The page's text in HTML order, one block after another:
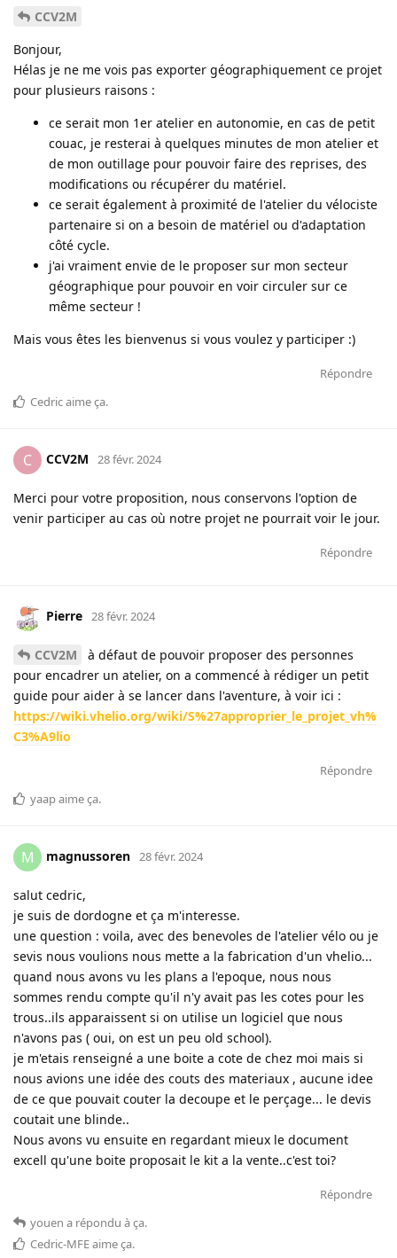
CCV2M
Bonjour,
Hélas je ne me vois pas exporter géographiquement ce projet
pour plusieurs raisons :
ce serait mon 1er atelier en autonomie, en cas de petit
couac, je resterai à quelques minutes de mon atelier et
de mon outillage pour pouvoir faire des reprises, des
modifications ou récupérer du matériel.
ce serait également à proximité de l'atelier du vélociste
partenaire si on a besoin de matériel ou d'adaptation
côté cycle.
j'ai vraiment envie de le proposer sur mon secteur
géographique pour pouvoir en voir circuler sur ce
même secteur !
Mais vous êtes les bienvenus si vous voulez y participer :)
Répondre
Cedricaime ça.
C CCV2M 28 févr. 2024
Merci pour votre proposition, nous conservons l'option de
venir participer au cas où notre projet ne pourrait voir le jour.
Répondre
Pierre 28 févr. 2024
CCV2M
à défaut de pouvoir proposer des personnes
pour encadrer un atelier, on a commencé à rédiger un petit
guide pour aider à se lancer dans l'aventure, à voir ici :
https://wiki.vhelio.org/wiki/S%27approprier_le_projet_vh%
C3%A9lio
Répondre
yaapaime ça.
M magnussoren 28 févr. 2024
salut cedric,
je suis de dordogne et ça m'interesse.
une question : voila, avec des benevoles de l'atelier vélo ou je
sevis nous voulions nous mette a la fabrication d'un vhelio...
quand nous avons vu les plans a l'epoque, nous nous
sommes rendu compte qu'il n'y avait pas les cotes pour les
trous..ils apparaissent si on utilise un logiciel que nous
n'avons pas ( oui, on est un peu old school).
je m'etais renseigné a une boite a cote de chez moi mais si
nous avions une idée des couts des materiaux , aucune idee
de ce que pouvait couter la decoupe et le perçage... le devis
coutait une blinde..
Nous avons vu ensuite en regardant mieux le document
excell qu'une boite proposait le kit a la vente..c'est toi?
Répondre
youen a répondu à ça.
Cedric-MFEaime ça.